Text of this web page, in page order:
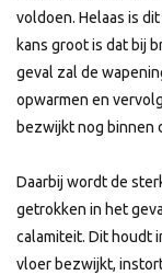
voldoen. Helaas is
kans groot is dat bij
geval zal de
opwarmen en
bezwijkt nog binnen
Daarbij wordt de
getrokken in het
calamiteit. Dit houdt
vloer bezwijkt,